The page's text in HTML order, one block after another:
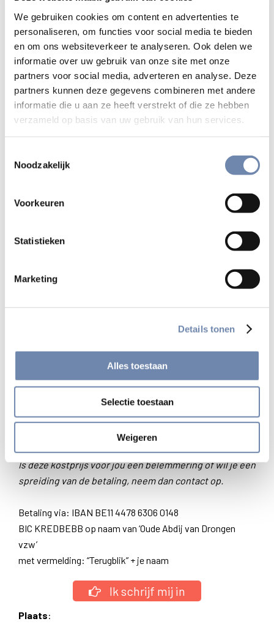
We gebruiken cookies om content en advertenties te
personaliseren, om functies voor social media te bieden
en om ons websiteverkeer te analyseren. Ook delen we
informatie over uw gebruik van onze site met onze
partners voor social media, adverteren en analyse. Deze
partners kunnen deze gegevens combineren met andere
informatie die u aan ze heeft verstrekt of die ze hebben
verzameld op basis van uw gebruik van hun services.
Noodzakelijk
Voorkeuren
Statistieken
Marketing
Details tonen
Alles toestaan
Selectie toestaan
Weigeren
Durf te vertrouwen dat je door dezegeestelijke
tot goede keuzes komt op de weg die na
Nieuwjaar voor je ligt!
Data:
Vrijdag 27 (10.00 u.)
Aankomen op donderdagavond 26 december (tussen 16.00
Begeleiders:
Annemarie den Blanken
betaalbaar voor iedereen
extra verblijf (overnachting en ontbijt) vanaf donderdagavond 26
(inclusief verblijfstaks voor stad Gent (€ 3,50 per nacht)
Is deze kostprijs voor jou een belemmering of wil je een
spreiding van de betaling, neem dan contact op.
Betaling via: IBAN BE11 4478 6306 0148
BIC KREDBEBB op naam van ‘Oude Abdij van Drongen
vzw’
met vermelding: “Terugblik” + je naam
Ik schrijf mij in
Plaats: